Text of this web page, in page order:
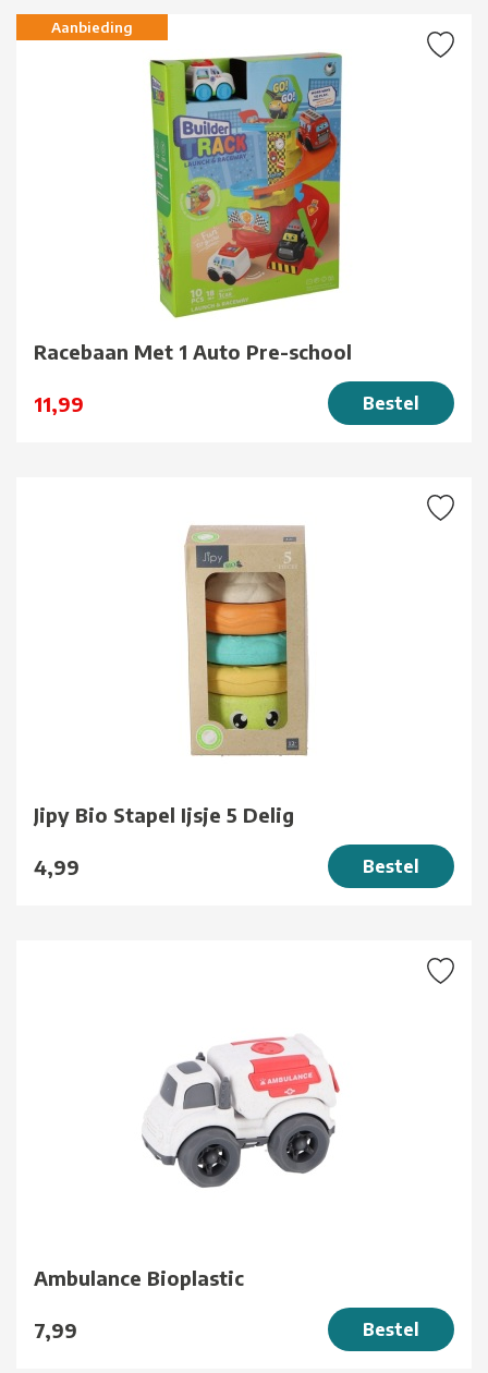
Aanbieding
Racebaan Met 1 Auto Pre-school
11,99 Bestel
Jipy Bio Stapel Ijsje 5 Delig
4,99 Bestel
Ambulance Bioplastic
7,99 Bestel